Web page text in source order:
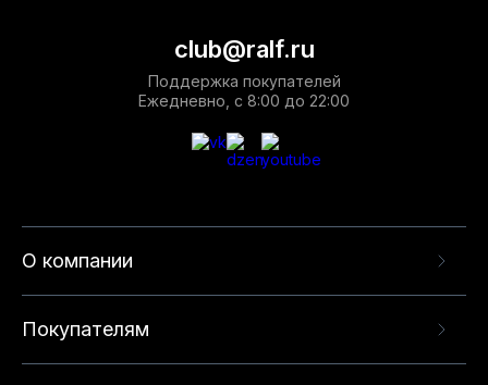
О компании
Покупателям
club@ralf.ru
Поддержка покупателей
Ежедневно, с 8:00 до 22:00